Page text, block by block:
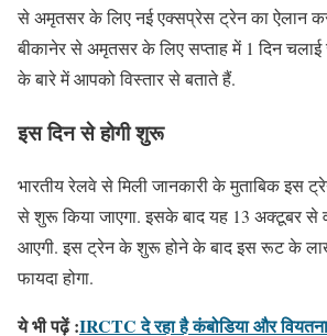
से अमृतसर के लिए नई एक्सप्रेस ट्रेन का ऐलान
बीकानेर से अमृतसर के लिए सप्ताह में 1 दिन
के बारे में आपको विस्तार से बताते हैं.
इस दिन से होगी शुरू
भारतीय रेलवे से मिली जानकारी के मुताबिक इस
से शुरू किया जाएगा. इसके बाद यह 13 अक्टूबर से
आएगी. इस ट्रेन के शुरू होने के बाद इस रूट के
फायदा होगा.
ये भी पढ़ें :IRCTC दे रहा है कंबोडिया और